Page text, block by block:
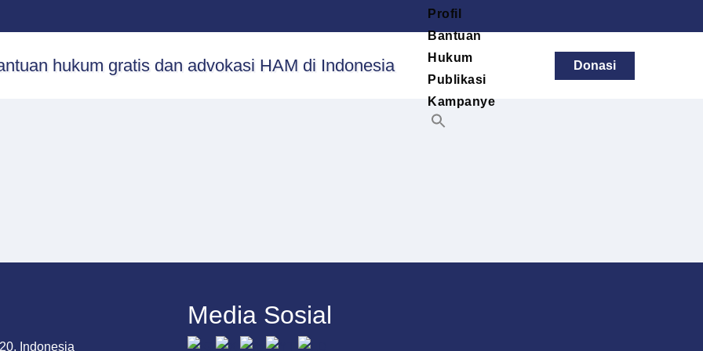
Profil
Bantuan
Hukum
Publikasi
Kampanye
Donasi
Indonesia
Media Sosial